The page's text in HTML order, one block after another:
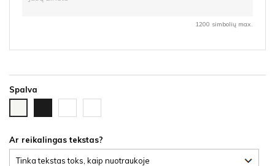
1200 simbolių max.
Spalva
HDF
HDF
latte
HDF
Ar reikalingas tekstas?